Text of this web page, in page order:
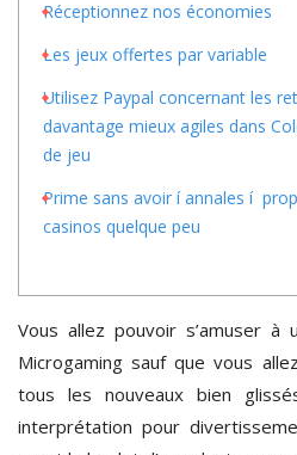
Réceptionnez nos économies
Les jeux offertes par variable
Utilisez Paypal concernant les
davantage mieux agiles dans
de jeu
Prime sans avoir í annales í
casinos quelque peu
Vous allez pouvoir s’amuser
Microgaming sauf que vous
tous les nouveaux bien
interprétation pour